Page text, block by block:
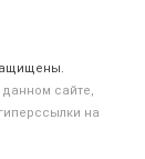
сайте,
на